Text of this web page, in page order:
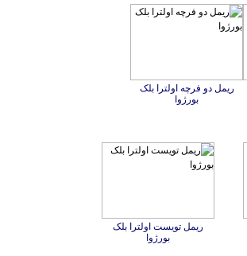
ریمل دو فرچه اولترا بلک
بورژوا
ریمل تویست اولترا بلک
بورژوا